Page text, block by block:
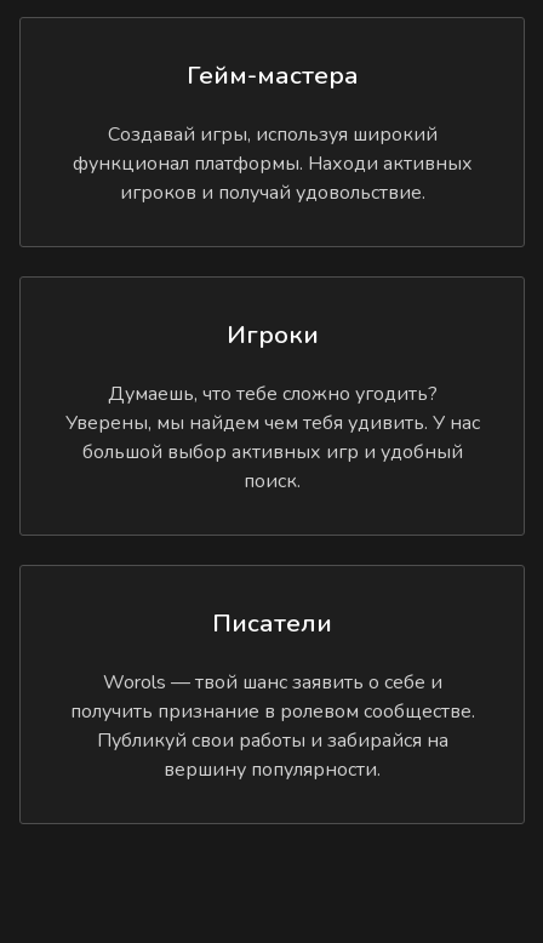
Гейм-мастера
Создавай игры, используя широкий
функционал платформы. Находи активных
игроков и получай удовольствие.
Игроки
Думаешь, что тебе сложно угодить?
Уверены, мы найдем чем тебя удивить. У нас
большой выбор активных игр и удобный
поиск.
Писатели
Worols — твой шанс заявить о себе и
получить признание в ролевом сообществе.
Публикуй свои работы и забирайся на
вершину популярности.